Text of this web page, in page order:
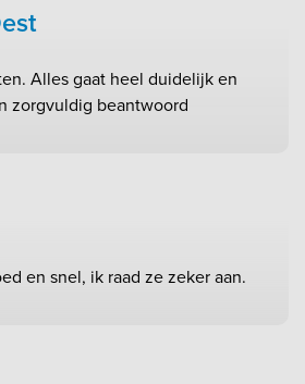
Alles gaat heel duidelijk en
zorgvuldig beantwoord
en snel, ik raad ze zeker aan.